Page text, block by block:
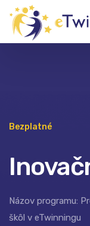
Bezplatné
Názov programu:
škôl v eTwinningu